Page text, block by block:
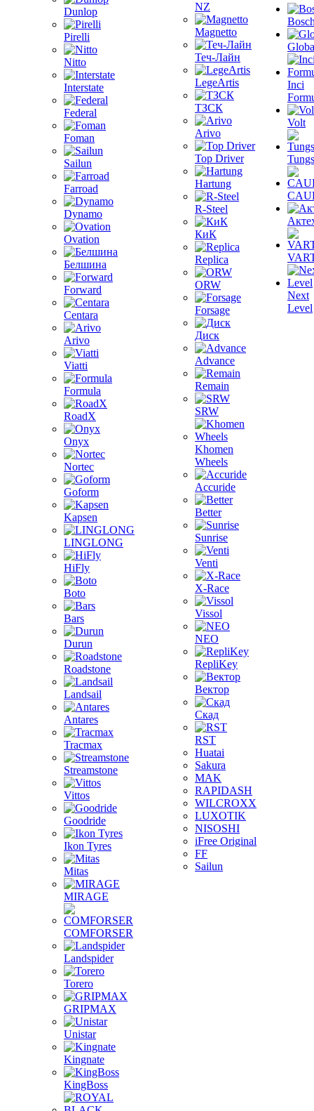
Dunlop
Pirelli
Nitto
Interstate
Federal
Foman
Sailun
Farroad
Dynamo
Ovation
Белшина
Forward
Centara
Arivo
Viatti
Formula
RoadX
Onyx
Nortec
Goform
Kapsen
LINGLONG
HiFly
Boto
Bars
Durun
Roadstone
Landsail
Antares
Tracmax
Streamstone
Vittos
Goodride
Ikon Tyres
Mitas
MIRAGE
COMFORSER
Landspider
Torero
GRIPMAX
Unistar
Kingnate
KingBoss
NZ
Magnetto
Теч-Лайн
LegeArtis
ТЗСК
Arivo
Top Driver
Hartung
R-Steel
КиК
Replica
ORW
Forsage
Диск
Advance
Remain
SRW
Khomen
Wheels
Accuride
Better
Sunrise
Venti
X-Race
Vissol
NEO
RepliKey
Вектор
Скад
RST
Huatai
Sakura
MAK
RAPIDASH
WILCROXX
LUXOTIK
NISOSHI
iFree Original
FF
Sailun
Inci
Volt
Next
Level